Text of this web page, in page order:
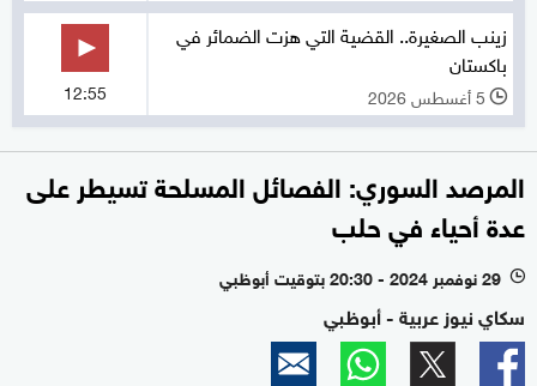
زينب الصغيرة.. القضية التي هزت الضمائر في
باكستان
l 5 أغسطس 2026 12:55
المرصد السوري: الفصائل المسلحة تسيطر على
عدة أحياء في حلب
l 29 نوفمبر 2024 - 20:30 بتوقيت أبوظبي
سكاي نيوز عربية - أبوظبي